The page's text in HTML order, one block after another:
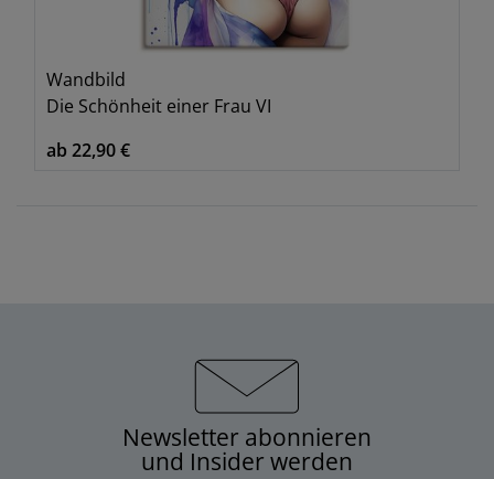
Wandbild
Die Schönheit einer Frau VI
ab 22,90 €
Newsletter abonnieren
und Insider werden